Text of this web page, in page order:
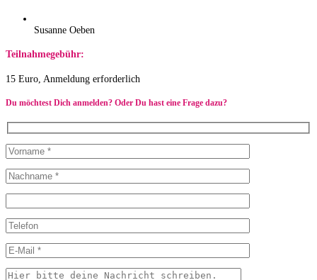
Susanne Oeben
Teilnahmegebühr:
15 Euro, Anmeldung erforderlich
Du möchtest Dich anmelden? Oder Du hast eine Frage dazu?